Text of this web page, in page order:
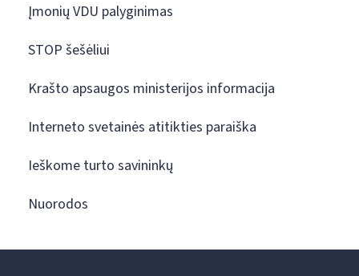
Įmonių VDU palyginimas
STOP šešėliui
Krašto apsaugos ministerijos informacija
Interneto svetainės atitikties paraiška
Ieškome turto savininkų
Nuorodos